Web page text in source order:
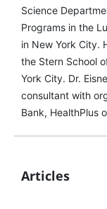
Science
Programs in the
in New York City.
the Stern School
York City. Dr.
consultant with
Bank, HealthPlus
Articles